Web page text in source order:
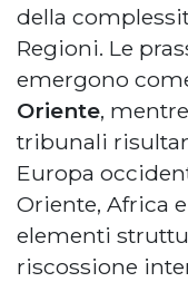
della
Regioni. Le
emergono
Oriente,
tribunali
Europa
Oriente, Africa
elementi
riscossione